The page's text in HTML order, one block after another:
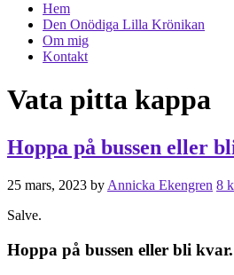
Hem
Den Onödiga Lilla Krönikan
Om mig
Kontakt
Vata pitta kappa
Hoppa på bussen eller
25 mars, 2023 by Annicka Ekengren 8
Salve.
Hoppa på bussen eller bli kvar.